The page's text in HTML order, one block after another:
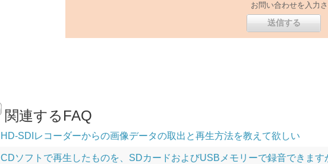
お問い合わせを入力
関連するFAQ
HD-SDIレコーダーからの画像データの取出と再生方法を教えて欲しい
CDソフトで再生したものを、SDカードおよびUSBメモリーで録音できます